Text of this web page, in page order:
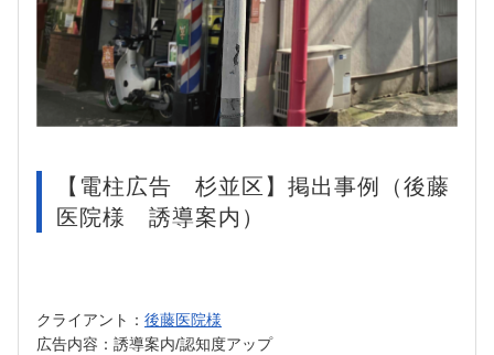
【電柱広告 杉並区】掲出事例（後藤
医院様 誘導案内）
クライアント： 後藤医院様
広告内容：誘導案内/認知度アップ